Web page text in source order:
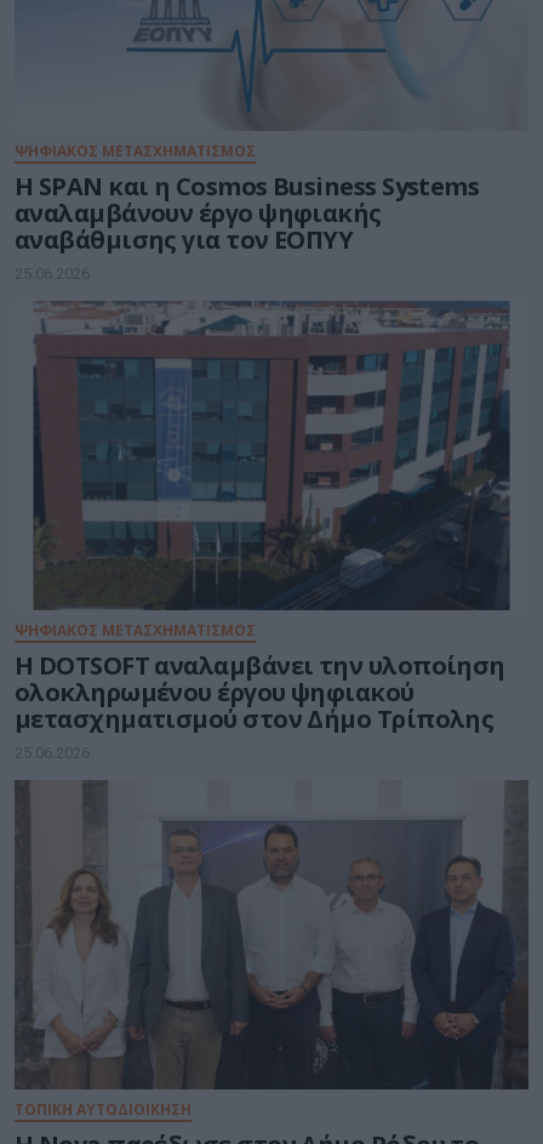
ΨΗΦΙΑΚΟΣ ΜΕΤΑΣΧΗΜΑΤΙΣΜΟΣ
Η SPAN και η Cosmos Business Systems
αναλαμβάνουν έργο ψηφιακής
αναβάθμισης για τον ΕΟΠΥΥ
25.06.2026
ΨΗΦΙΑΚΟΣ ΜΕΤΑΣΧΗΜΑΤΙΣΜΟΣ
Η DOTSOFT αναλαμβάνει την υλοποίηση
ολοκληρωμένου έργου ψηφιακού
μετασχηματισμού στον Δήμο Τρίπολης
25.06.2026
ΤΟΠΙΚΗ ΑΥΤΟΔΙΟΙΚΗΣΗ